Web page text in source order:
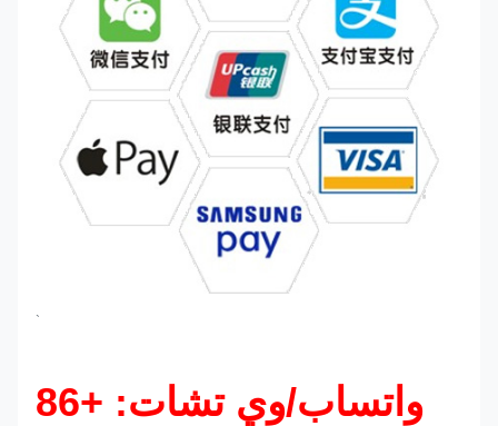
`
واتساب/وي تشات: +86